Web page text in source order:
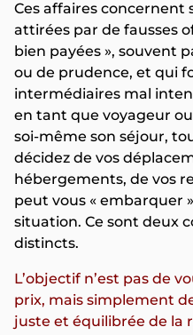
Ces affaires concernent
attirées par de fausses
bien payées », souvent
ou de prudence, et qui
intermédiaires mal
en tant que voyageur
soi-même son séjour,
décidez de vos
hébergements, de vos
peut vous « embarquer
situation. Ce sont deux
distincts.
L’objectif n’est pas de
prix, mais simplement
juste et équilibrée de la